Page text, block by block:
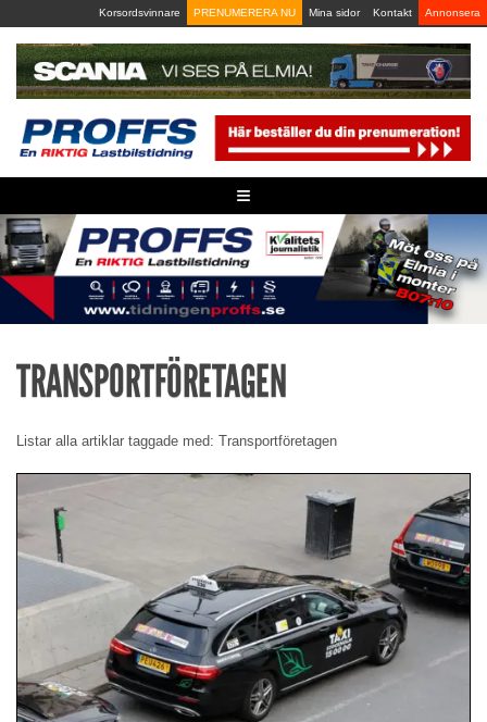
to
content
Korsordsvinnare PRENUMERERA NU Mina sidor Kontakt Annonsera
≡
TRANSPORTFÖRETAGEN
Listar alla artiklar taggade med: Transportföretagen